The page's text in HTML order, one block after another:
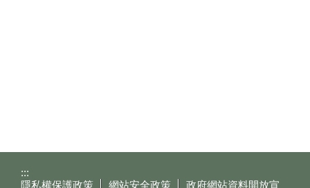
:::
隱私權保護政策
網站安全政策 政府網站資料開放宣